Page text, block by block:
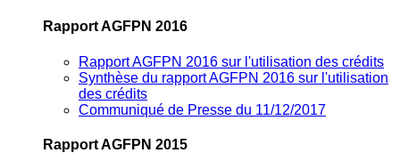
Rapport AGFPN 2016
Rapport AGFPN 2016 sur l'utilisation des crédits
Synthèse du rapport AGFPN 2016 sur l'utilisation
des crédits
Communiqué de Presse du 11/12/2017
Rapport AGFPN 2015